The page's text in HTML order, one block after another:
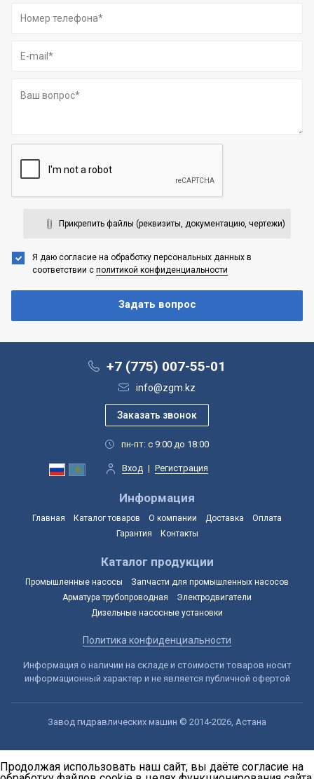
Прикрепить файлы (реквизиты, документацию, чертежи)
Я даю согласие на обработку персональных данных в
соответствии с политикой конфиденциальности
+7 (775) 007-55-01
info@zgm.kz
пн-пт: с 9:00 до 18:00
Вход | Регистрация
Информация
Главная Каталог товаров О компании Доставка
Оплата
Гарантия
Контакты
Каталог продукции
Промышленные насосы
Запчасти для промышленных насосов
Арматура трубопроводная
Электродвигатели
Дизельные насосные установки
Политика конфиденциальности
Информация о наличии на складе и стоимости товаров носит
информационный характер и не является публичной офертой
Завод гидравлических машин © 2014-2026, Астана
Продолжая использовать наш сайт, вы даёте согласие на